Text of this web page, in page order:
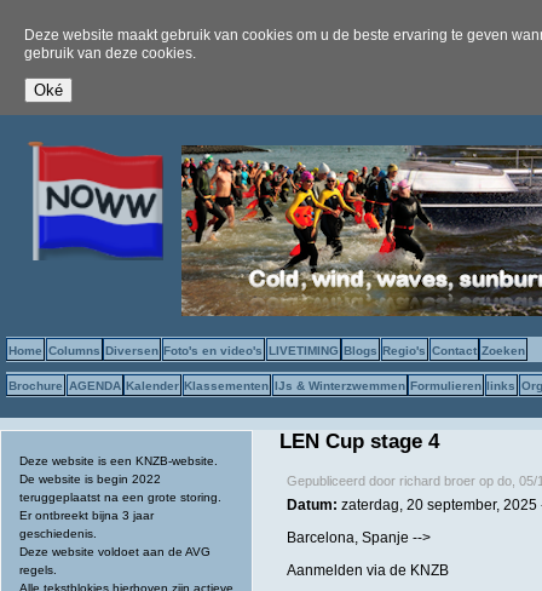
Deze website maakt gebruik van cookies om u de beste ervaring te geven
gebruik van deze cookies.
Home Columns Diversen Foto's en video's LIVETIMING Blogs Regio's Contact Zoeken
Brochure AGENDA Kalender Klassementen IJs & Winterzwemmen Formulieren links
Deze website is een KNZB-website.
De website is begin 2022
teruggeplaatst na een grote storing.
Er ontbreekt bijna 3 jaar
geschiedenis.
Deze website voldoet aan de AVG
regels.
Alle tekstblokjes hierboven zijn actieve
LEN Cup stage 4
Gepubliceerd door richard broerop do, 05/
Datum: zaterdag, 20 september,
Barcelona, Spanje -->
Aanmelden via de KNZB